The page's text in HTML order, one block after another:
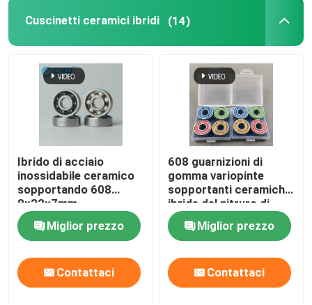
Cuscinetti ceramici ibridi (14)
Ibrido di acciaio
inossidabile ceramico
sopportando 608
8×22×7mm
Miglior prezzo
Contattaci
608 guarnizioni di
gomma variopinte
sopportanti ceramiche
ibride del nitruro di
silicio Si3N4
Miglior prezzo
Contattaci